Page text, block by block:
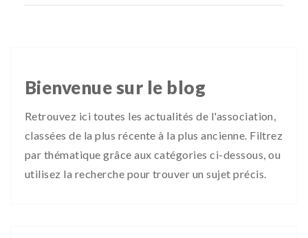
Bienvenue sur le blog
Retrouvez ici toutes les actualités de l'association,
classées de la plus récente à la plus ancienne. Filtrez
par thématique grâce aux catégories ci-dessous, ou
utilisez la recherche pour trouver un sujet précis.